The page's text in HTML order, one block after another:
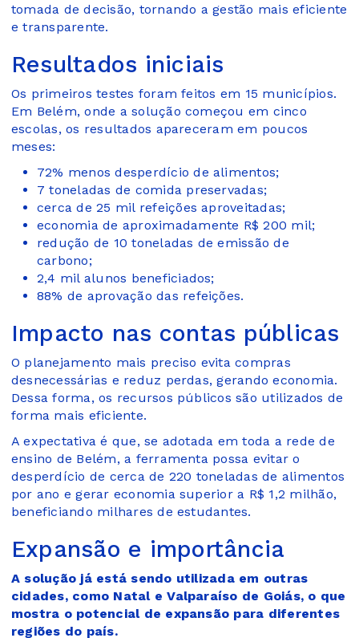
tomada de decisão, tornando a gestão mais eficiente
e transparente.
Resultados iniciais
Os primeiros testes foram feitos em 15 municípios.
Em Belém, onde a solução começou em cinco
escolas, os resultados apareceram em poucos
meses:
72% menos desperdício de alimentos;
7 toneladas de comida preservadas;
cerca de 25 mil refeições aproveitadas;
economia de aproximadamente R$ 200 mil;
redução de 10 toneladas de emissão de
carbono;
2,4 mil alunos beneficiados;
88% de aprovação das refeições.
Impacto nas contas públicas
O planejamento mais preciso evita compras
desnecessárias e reduz perdas, gerando economia.
Dessa forma, os recursos públicos são utilizados de
forma mais eficiente.
A expectativa é que, se adotada em toda a rede de
ensino de Belém, a ferramenta possa evitar o
desperdício de cerca de 220 toneladas de alimentos
por ano e gerar economia superior a R$ 1,2 milhão,
beneficiando milhares de estudantes.
Expansão e importância
A solução já está sendo utilizada em outras
cidades, como Natal e Valparaíso de Goiás, o que
mostra o potencial de expansão para diferentes
regiões do país.